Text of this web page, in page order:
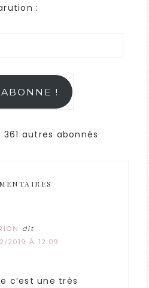
:
!
361 autres abonnés
dit
2019 À 12:09
c’est une très